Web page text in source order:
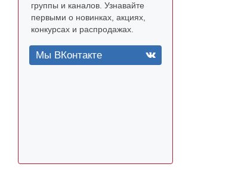
группы и каналов. Узнавайте
первыми о новинках, акциях,
конкурсах и распродажах.
Мы ВКонтакте